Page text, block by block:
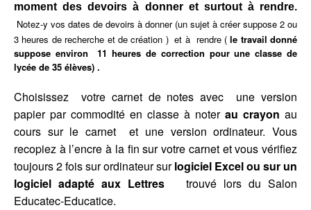
moment des devoirs à donner et surtout à rendre.
Notez-y vos dates de devoirs à donner (un sujet à créer suppose 2 ou
3 heures de recherche et de création ) et à rendre (le travail donné
suppose environ 11 heures de correction pour une classe de
lycée de 35 élèves) .
Choisissez votre carnet de notes avec une version
papier par commodité en classe à noter au crayon au
cours sur le carnet et une version ordinateur. Vous
recopiez à l’encre à la fin sur votre carnet et vous vérifiez
toujours 2 fois sur ordinateur surlogiciel Excel ou sur un
logiciel adapté aux Lettres
trouvé lors du Salon
Educatec-Educatice.